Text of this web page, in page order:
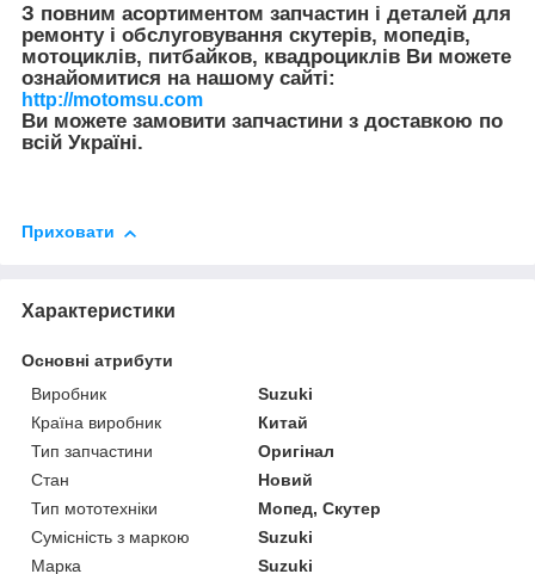
З повним асортиментом запчастин і деталей для
ремонту і обслуговування скутерів, мопедів,
мотоциклів, питбайков, квадроциклів Ви можете
ознайомитися на нашому сайті:
http://motomsu.com
Ви можете замовити запчастини з доставкою по
всій Україні.
Приховати
Характеристики
Основні атрибути
Виробник
Suzuki
Країна виробник
Китай
Тип запчастини
Оригінал
Стан
Новий
Тип мототехніки
Мопед, Скутер
Сумісність з маркою
Suzuki
Марка
Suzuki